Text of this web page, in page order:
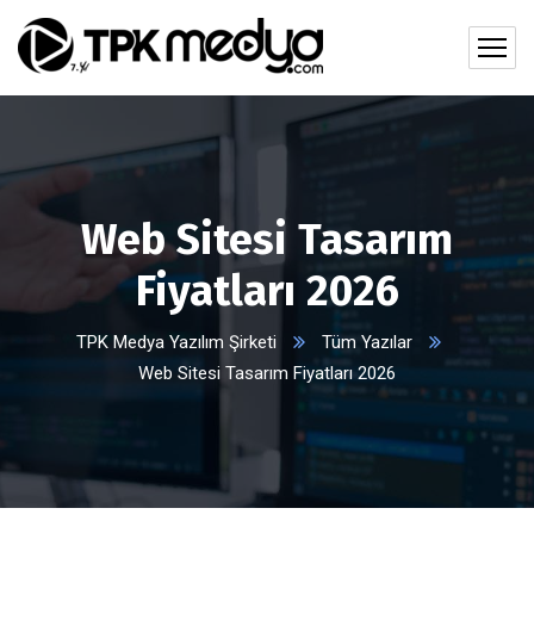
Web Sitesi Tasarım
Fiyatları 2026
TPK Medya Yazılım Şirketi
Tüm Yazılar
Web Sitesi Tasarım Fiyatları 2026